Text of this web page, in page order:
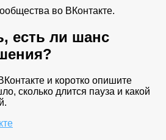
во ВКонтакте.
есть ли шанс
и коротко опишите
сколько длится пауза и какой